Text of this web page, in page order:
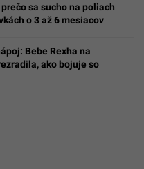
sa sucho na poliach
o 3 až 6 mesiacov
Bebe Rexha na
ako bojuje so